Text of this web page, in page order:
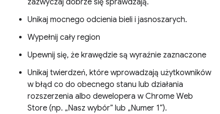
zazwyczaj dobrze się sprawdzają.
Unikaj mocnego odcienia bieli i jasnoszarych.
Wypełnij cały region
Upewnij się, że krawędzie są wyraźnie zaznaczone
Unikaj twierdzeń, które wprowadzają użytkowników
w błąd co do obecnego stanu lub działania
rozszerzenia albo dewelopera w Chrome Web
Store (np. „Nasz wybór” lub „Numer 1”).